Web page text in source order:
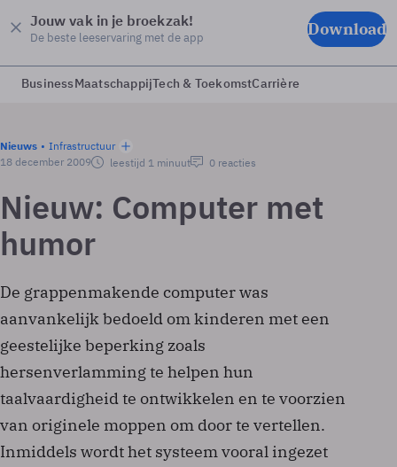
Jouw vak in je broekzak!
De beste leeservaring met de app Download
BusinessMaatschappijTech & ToekomstCarrière
Nieuws
Infrastructuur
18 december 2009
leestijd 1 minuut 0 reacties
Nieuw: Computer met
humor
De grappenmakende computer was
aanvankelijk bedoeld om kinderen met een
geestelijke beperking zoals
hersenverlamming te helpen hun
taalvaardigheid te ontwikkelen en te voorzien
van originele moppen om door te vertellen.
Inmiddels wordt het systeem vooral ingezet